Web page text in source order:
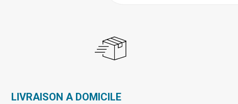
LIVRAISON A DOMICILE